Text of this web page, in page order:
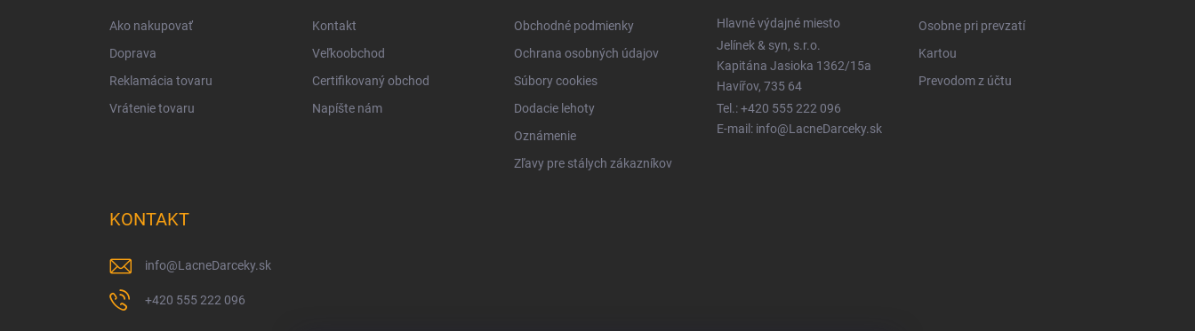
Ako nakupovať
Doprava
Reklamácia tovaru
Vrátenie tovaru
Kontakt
Veľkoobchod
Certifikovaný obchod
Napíšte nám
Obchodné podmienky
Ochrana osobných údajov
Súbory cookies
Dodacie lehoty
Oznámenie
Zľavy pre stálych zákazníkov
Hlavné výdajné miesto
Jelínek & syn, s.r.o.
Kapitána Jasioka 1362/15a
Havířov, 735 64
Tel.: +420 555 222 096
E-mail: info@LacneDarceky.sk
Osobne pri prevzatí
Kartou
Prevodom z účtu
KONTAKT
info@LacneDarceky.sk
+420 555 222 096